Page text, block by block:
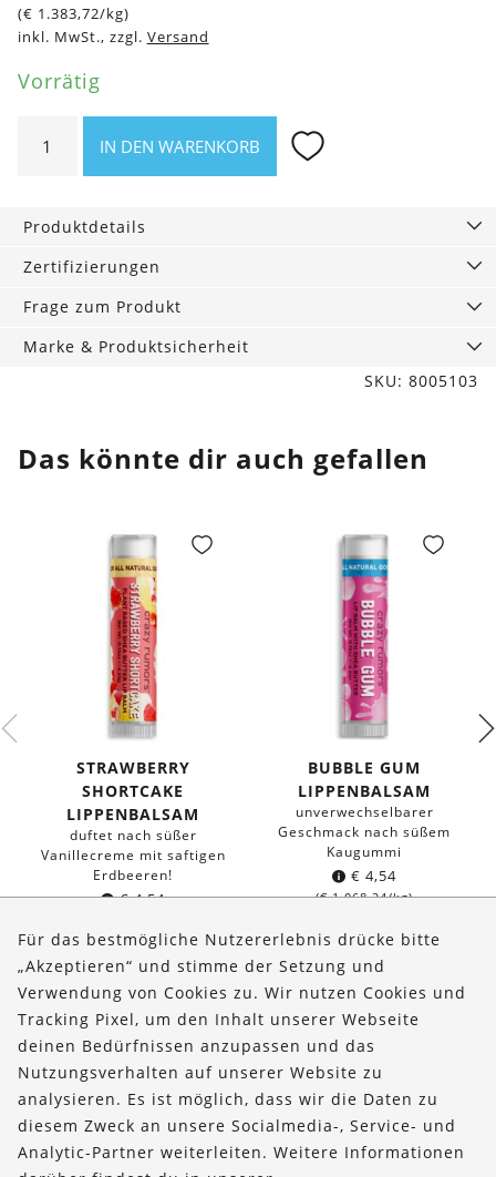
(€ 1.383,72/kg)
inkl. MwSt., zzgl. Versand
Vorrätig
Zitrone
IN DEN WARENKORB
Produktdetails
Zertifizierungen
Frage zum Produkt
Marke & Produktsicherheit
SKU: 8005103
Das könnte dir auch gefallen
STRAWBERRY
SHORTCAKE
LIPPENBALSAM
duftet nach süßer
Vanillecreme mit saftigen
Erdbeeren!
€4,54
BUBBLE GUM
LIPPENBALSAM
unverwechselbarer
Geschmack nach süßem
Kaugummi
€ 4,54
(€1.068,24/kg)
Über uns
Bestellungen
Kontakt & Hilfe
FOLLOW US
Für das bestmögliche Nutzererlebnis drücke bitte
„Akzeptieren“ und stimme der Setzung und
Verwendung von Cookies zu. Wir nutzen Cookies und
Tracking Pixel, um den Inhalt unserer Webseite
deinen Bedürfnissen anzupassen und das
Nutzungsverhalten auf unserer Website zu
analysieren. Es ist möglich, dass wir die Daten zu
diesem Zweck an unsere Socialmedia-, Service- und
Analytic-Partner weiterleiten. Weitere Informationen